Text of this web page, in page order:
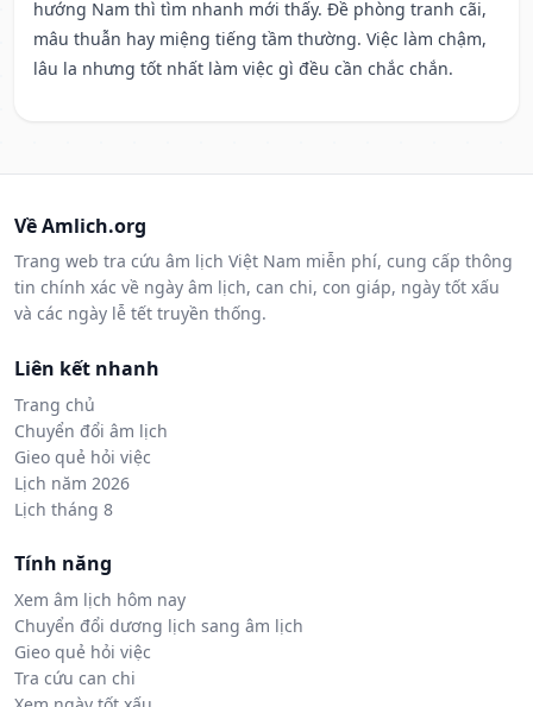
hướng Nam thì tìm nhanh mới thấy. Đề phòng tranh cãi,
mâu thuẫn hay miệng tiếng tầm thường. Việc làm chậm,
lâu la nhưng tốt nhất làm việc gì đều cần chắc chắn.
Về Amlich.org
Trang web tra cứu âm lịch Việt Nam miễn phí, cung cấp thông
tin chính xác về ngày âm lịch, can chi, con giáp, ngày tốt xấu
và các ngày lễ tết truyền thống.
Liên kết nhanh
Trang chủ
Chuyển đổi âm lịch
Gieo quẻ hỏi việc
Lịch năm 2026
Lịch tháng 8
Tính năng
Xem âm lịch hôm nay
Chuyển đổi dương lịch sang âm lịch
Gieo quẻ hỏi việc
Tra cứu can chi